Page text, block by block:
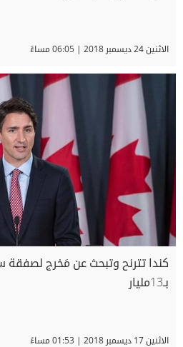
الاثنين 24 ديسمبر 2018 | 06:05 مساءً
كندا تترنح وتبحث عن مَخرج لصفقة
بـ13مليار
الاثنين 17 ديسمبر 2018 | 01:53 مساءً